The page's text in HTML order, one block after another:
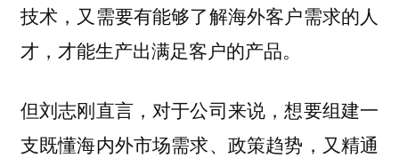
技术，又需要有能够了解海外客户需求的人
才，才能生产出满足客户的产品。
但刘志刚直言，对于公司来说，想要组建一
支既懂海内外市场需求、政策趋势，又精通